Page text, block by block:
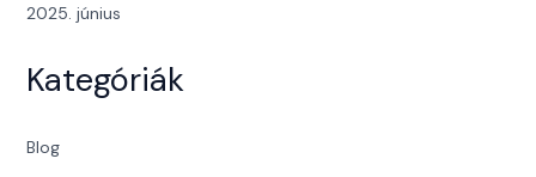
2025. június
Kategóriák
Blog